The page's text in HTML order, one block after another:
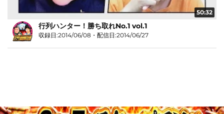
50:32
行列ハンター！勝ち取れNo.1 vol.1
収録日:2014/06/08・配信日:2014/06/27